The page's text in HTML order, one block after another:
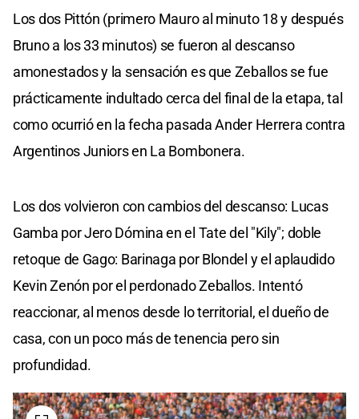
Los dos Pittón (primero Mauro al minuto 18 y después
Bruno a los 33 minutos) se fueron al descanso
amonestados y la sensación es que Zeballos se fue
prácticamente indultado cerca del final de la etapa, tal
como ocurrió en la fecha pasada Ander Herrera contra
Argentinos Juniors en La Bombonera.
Los dos volvieron con cambios del descanso: Lucas
Gamba por Jero Dómina en el Tate del "Kily"; doble
retoque de Gago: Barinaga por Blondel y el aplaudido
Kevin Zenón por el perdonado Zeballos. Intentó
reaccionar, al menos desde lo territorial, el dueño de
casa, con un poco más de tenencia pero sin
profundidad.